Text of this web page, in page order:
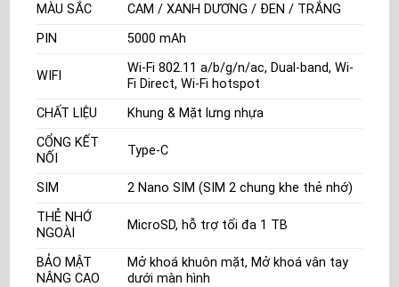
MÀU SẮC
CAM / XANH DƯƠNG / ĐEN / TRẮNG
PIN
5000 mAh
WIFI
Wi-Fi 802.11 a/b/g/n/ac, Dual-band, Wi-
Fi Direct, Wi-Fi hotspot
CHẤT LIỆU
Khung & Mặt lưng nhựa
CỔNG KẾT
NỐI
Type-C
SIM
2 Nano SIM (SIM 2 chung khe thẻ nhớ)
THẺ NHỚ
NGOÀI
MicroSD, hỗ trợ tối đa 1 TB
BẢO MẬT
NÂNG CAO
Mở khoá khuôn mặt, Mở khoá vân tay
dưới màn hình